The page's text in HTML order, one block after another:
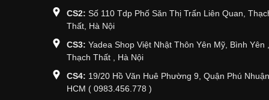
CS2: Số 110 Tdp Phố Săn Thị Trấn Liên Quan,
Thất, Hà Nội
CS3: Yadea Shop Việt Nhật Thôn Yên Mỹ, Bình Yên ,
Thạch Thất , Hà Nội
CS4: 19/20 Hồ Văn Huê Phường 9, Quận Phú
HCM ( 0983.456.778 )